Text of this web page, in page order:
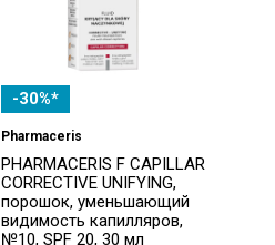
-30%*
Pharmaceris
PHARMACERIS F CAPILLAR
CORRECTIVE UNIFYING,
порошок, уменьшающий
видимость капилляров,
№10, SPF 20, 30 мл